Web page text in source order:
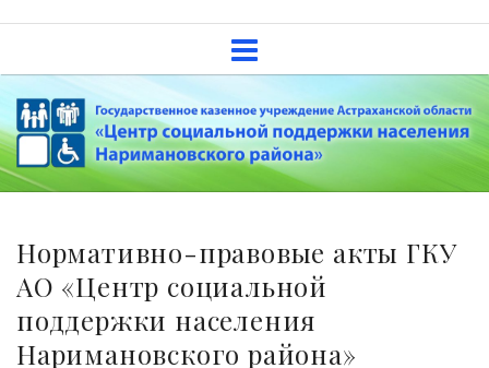
Государственное казенное
учреждение Астраханской
области «Центр социальной
поддержки населения
Наримановского района»
Нормативно-правовые акты ГКУ
АО «Центр социальной
поддержки населения
Наримановского района»